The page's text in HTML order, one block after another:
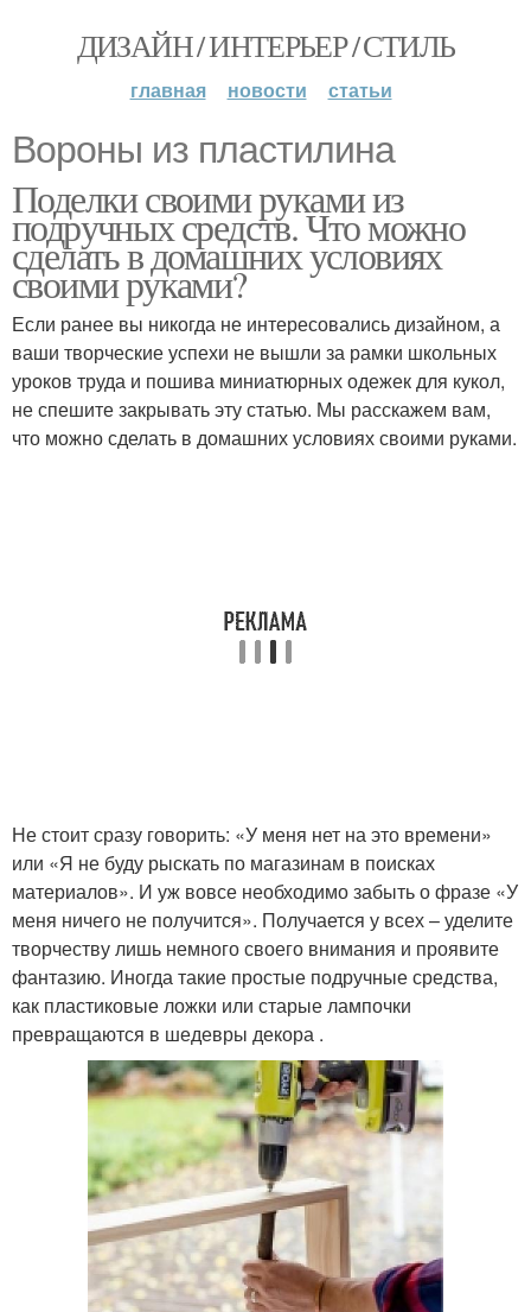
ДИЗАЙН / ИНТЕРЬЕР / СТИЛЬ
главная новости статьи
Вороны из пластилина
Поделки своими руками из
подручных средств. Что можно
сделать в домашних условиях
своими руками?
Если ранее вы никогда не интересовались дизайном, а
ваши творческие успехи не вышли за рамки школьных
уроков труда и пошива миниатюрных одежек для кукол,
не спешите закрывать эту статью. Мы расскажем вам,
что можно сделать в домашних условиях своими руками.
Не стоит сразу говорить: «У меня нет на это времени»
или «Я не буду рыскать по магазинам в поисках
материалов». И уж вовсе необходимо забыть о фразе «У
меня ничего не получится». Получается у всех – уделите
творчеству лишь немного своего внимания и проявите
фантазию. Иногда такие простые подручные средства,
как пластиковые ложки или старые лампочки
превращаются в шедевры декора .